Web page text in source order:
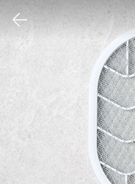
클릭 시 이미지 확대 보기 팝업 열림